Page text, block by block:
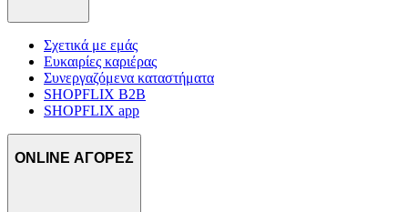
Σχετικά με εμάς
Ευκαιρίες καριέρας
Συνεργαζόμενα καταστήματα
SHOPFLIX B2B
SHOPFLIX app
ONLINE ΑΓΟΡΕΣ